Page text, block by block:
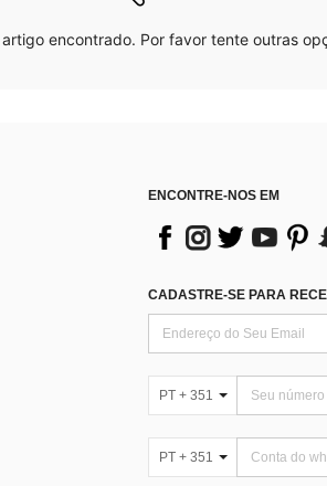
artigo encontrado. Por favor tente outras
ENCONTRE-NOS EM
CADASTRE-SE PARA
PT + 351
PT + 351